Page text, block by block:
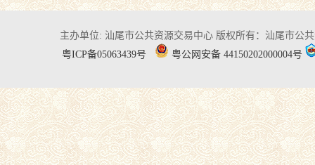
主办单位: 汕尾市公共资源交易中心 版权所有：汕尾市公
粤ICP备05063439号
粤公网安备 44150202000004号